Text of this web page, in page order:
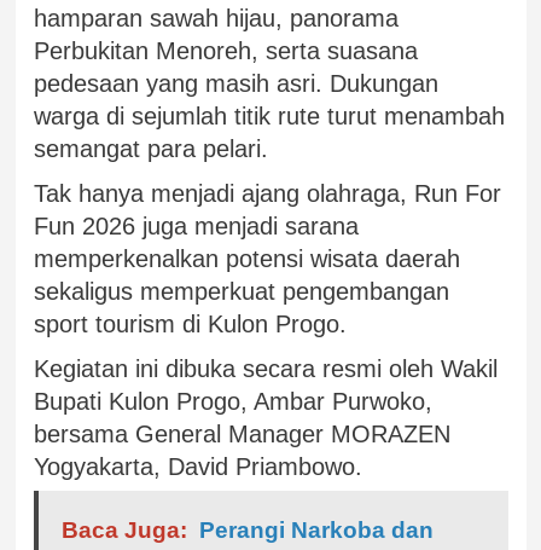
hamparan sawah hijau, panorama
Perbukitan Menoreh, serta suasana
pedesaan yang masih asri. Dukungan
warga di sejumlah titik rute turut menambah
semangat para pelari.
Tak hanya menjadi ajang olahraga, Run For
Fun 2026 juga menjadi sarana
memperkenalkan potensi wisata daerah
sekaligus memperkuat pengembangan
sport tourism di Kulon Progo.
Kegiatan ini dibuka secara resmi oleh Wakil
Bupati Kulon Progo, Ambar Purwoko,
bersama General Manager MORAZEN
Yogyakarta, David Priambowo.
Baca Juga: Perangi Narkoba dan